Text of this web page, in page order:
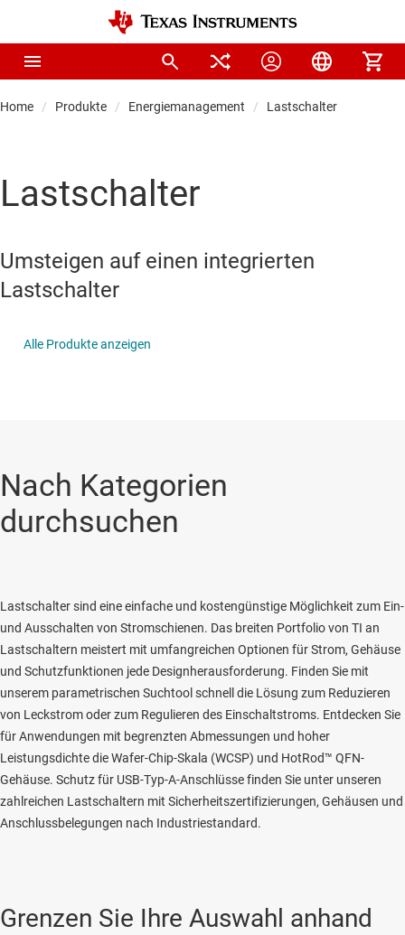
Home Produkte Energiemanagement Lastschalter
Lastschalter
Umsteigen auf einen integrierten
Lastschalter
Alle Produkte anzeigen
Nach Kategorien
durchsuchen
Lastschalter sind eine einfache und kostengünstige Möglichkeit zum Ein-
und Ausschalten von Stromschienen. Das breiten Portfolio von TI an
Lastschaltern meistert mit umfangreichen Optionen für Strom, Gehäuse
und Schutzfunktionen jede Designherausforderung. Finden Sie mit
unserem parametrischen Suchtool schnell die Lösung zum Reduzieren
von Leckstrom oder zum Regulieren des Einschaltstroms. Entdecken Sie
für Anwendungen mit begrenzten Abmessungen und hoher
Leistungsdichte die Wafer-Chip-Skala (WCSP) und HotRod™ QFN-
Gehäuse. Schutz für USB-Typ-A-Anschlüsse finden Sie unter unseren
zahlreichen Lastschaltern mit Sicherheitszertifizierungen, Gehäusen und
Anschlussbelegungen nach Industriestandard.
Grenzen Sie Ihre Auswahl anhand